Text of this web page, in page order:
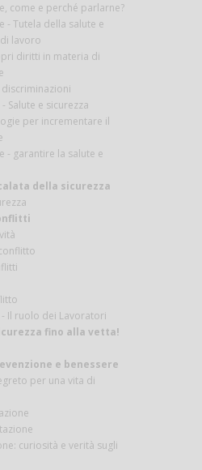
come e perché parlarne?
- Tutela della salute e
lavoro
diritti in materia di
Salute e sicurezza
per incrementare il
- garantire la salute e
della sicurezza
Il ruolo dei Lavoratori
fino alla vetta!
e benessere
per una vita di
curiosità e verità sugli